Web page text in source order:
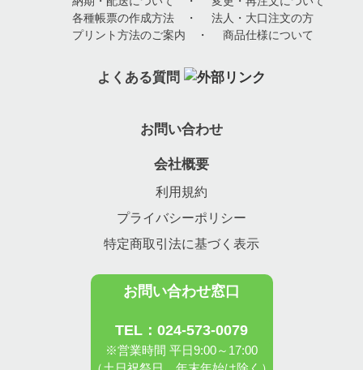
各種帳票の作成方法 ・ 法人・大口注文の方
プリント方法のご案内 ・ 商品仕様について
よくある質問
お問い合わせ
会社概要
利用規約
プライバシーポリシー
特定商取引法に基づく表示
お問い合わせ窓口
TEL：024-573-0079
※営業時間 平日9:00～17:00